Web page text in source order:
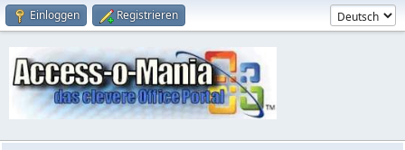
Einloggen Registrieren